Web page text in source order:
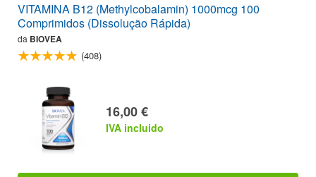
VITAMINA B12 (Methylcobalamin) 1000mcg 100
Comprimidos (Dissolução Rápida)
da BIOVEA
(408)
16,00 €
IVA incluido